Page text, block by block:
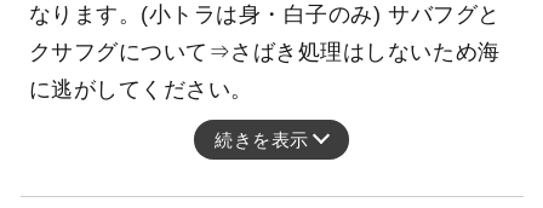
なります。(小トラは身・白子のみ) サバフグと
クサフグについて⇒さばき処理はしないため海
に逃がしてください。
続きを表示